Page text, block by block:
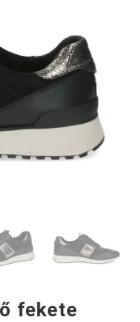
fekete